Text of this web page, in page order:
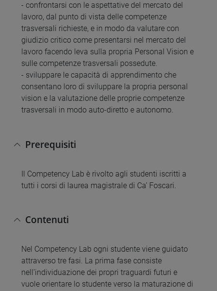
- confrontarsi con le aspettative del mercato del
lavoro, dal punto di vista delle competenze
trasversali richieste, e in modo da valutare con
giudizio critico come presentarsi nel mercato del
lavoro facendo leva sulla propria Personal Vision e
sulle competenze trasversali possedute.
- sviluppare le capacità di apprendimento che
consentano loro di sviluppare la propria personal
vision e la valutazione delle proprie competenze
trasversali in modo auto-diretto e autonomo.
Prerequisiti
Il Competency Lab è rivolto agli studenti iscritti a
tutti i corsi di laurea magistrale di Ca’ Foscari.
Contenuti
Nel Competency Lab ogni studente viene guidato
attraverso tre fasi. La prima fase consiste
nell’individuazione dei propri traguardi futuri e
vuole orientare lo studente verso la maturazione di